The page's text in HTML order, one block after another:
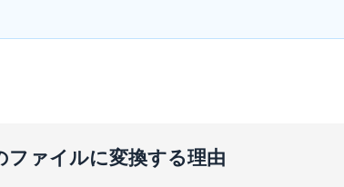
ファイルに変換する理由